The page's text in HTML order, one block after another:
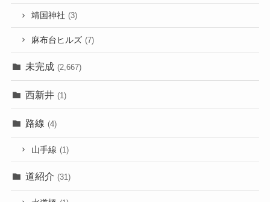
靖国神社 (3)
麻布台ヒルズ (7)
未完成 (2,667)
西新井 (1)
路線 (4)
山手線 (1)
道紹介 (31)